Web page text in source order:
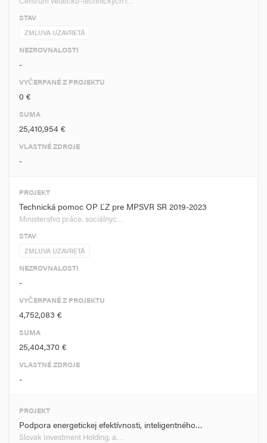
STAV
ZMLUVA UZAVRETÁ
NEZROVNALOSTI
-
VYČERPANÉ Z PROJEKTU
0 €
SUMA
25,410,954 €
VLASTNÉ ZDROJE
-
PROJEKT
Technická pomoc OP ĽZ pre MPSVR SR 2019-2023
Ministerstvo práce, sociálnyc…
STAV
ZMLUVA UZAVRETÁ
NEZROVNALOSTI
-
VYČERPANÉ Z PROJEKTU
4,752,083 €
SUMA
25,404,370 €
VLASTNÉ ZDROJE
-
PROJEKT
Podpora energetickej efektívnosti, inteligentného…
Slovak Investment Holding, a.…